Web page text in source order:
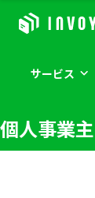
サービス
個人事業主